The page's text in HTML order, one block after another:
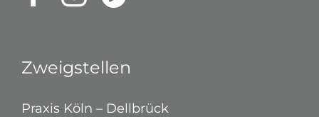
Zweigstellen
Praxis Köln – Dellbrück